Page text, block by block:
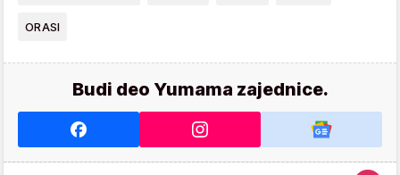
ORASI
Budi deo Yumama zajednice.